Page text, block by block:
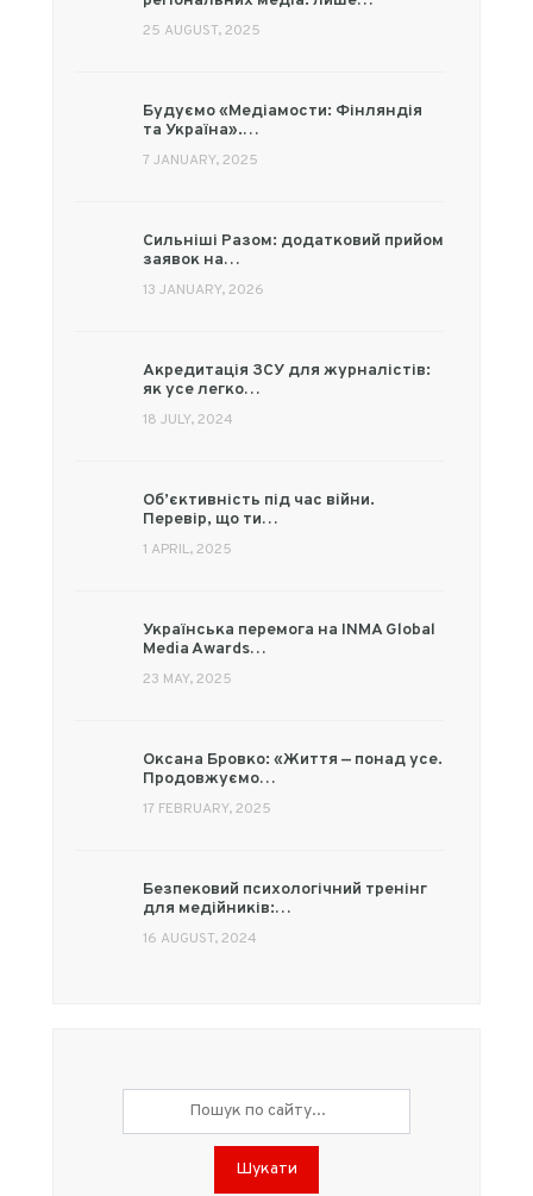
25 AUGUST, 2025
Будуємо «Медіамости: Фінляндія
та Україна».…
7 JANUARY, 2025
Сильніші Разом: додатковий прийом
заявок на…
13 JANUARY, 2026
Акредитація ЗСУ для журналістів:
як усе легко…
18 JULY, 2024
Об’єктивність під час війни.
Перевір, що ти…
1 APRIL, 2025
Українська перемога на INMA Global
Media Awards…
23 MAY, 2025
Оксана Бровко: «Життя — понад усе.
Продовжуємо…
17 FEBRUARY, 2025
Безпековий психологічний тренінг
для медійників:…
16 AUGUST, 2024
Шукати